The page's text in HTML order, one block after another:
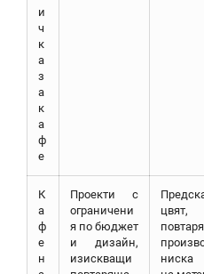
и
ч
к
а
з
а
к
а
ф
е
К
а
ф
е
н
Проекти с
ограничени
я по бюджет
и дизайн,
изискващи
цвят,
ниска